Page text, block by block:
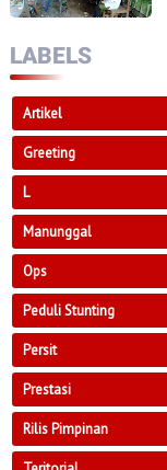
LABELS
Artikel
Greeting
L
Manunggal
Ops
Peduli Stunting
Persit
Prestasi
Rilis Pimpinan